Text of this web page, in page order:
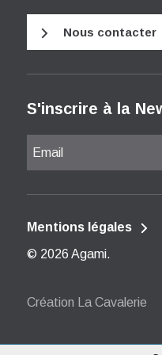
Nous contacter
S'inscrire à la
Mentions légales
© 2026 Agami.
Création La Cavalerie